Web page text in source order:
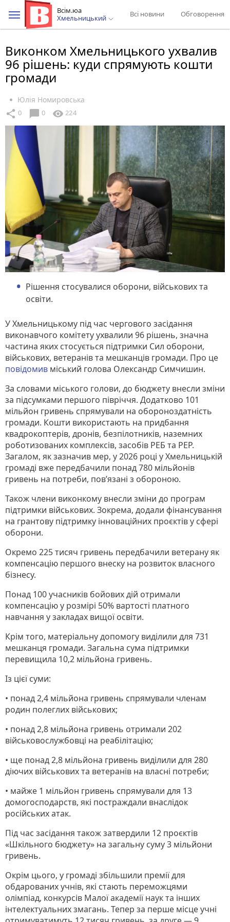
Всім.юа
Хмельницький
Всі новини Обговорення
Виконком Хмельницького ухвалив
96 рішень: куди спрямують кошти
громади
Юлія Номировська
share 0 chat_bubble 0 visibility 224
Рішення стосувалися оборони, військових та
освіти.
У Хмельницькому під час чергового засідання
виконавчого комітету ухвалили 96 рішень, значна
частина яких стосується підтримки Сил оборони,
військових, ветеранів та мешканців громади. Про це
повідомив міський голова Олександр Симчишин.
За словами міського голови, до бюджету внесли зміни
за підсумками першого півріччя. Додатково 101
мільйон гривень спрямували на обороноздатність
громади. Кошти використають на придбання
квадрокоптерів, дронів, безпілотників, наземних
роботизованих комплексів, засобів РЕБ та РЕР.
Загалом, як зазначив мер, у 2026 році у Хмельницькій
громаді вже передбачили понад 780 мільйонів
гривень на потреби, пов’язані з обороною.
Також члени виконкому внесли зміни до програм
підтримки військових. Зокрема, додали фінансування
на грантову підтримку інноваційних проєктів у сфері
оборони.
Окремо 225 тисяч гривень передбачили ветерану як
компенсацію першого внеску на розвиток власного
бізнесу.
Понад 100 учасників бойових дій отримали
компенсацію у розмірі 50% вартості платного
навчання у закладах вищої освіти.
Крім того, матеріальну допомогу виділили для 731
мешканця громади. Загальна сума підтримки
перевищила 10,2 мільйона гривень.
Із цієї суми:
• понад 2,4 мільйона гривень спрямували членам
родин полеглих військових;
• понад 2,8 мільйона гривень отримали 202
військовослужбовці на реабілітацію;
• ще понад 2,8 мільйона гривень виділили для 280
діючих військових та ветеранів на власні потреби;
• майже 1 мільйон гривень спрямували для 13
домогосподарств, які постраждали внаслідок
російських атак.
Під час засідання також затвердили 12 проєктів
«Шкільного бюджету» на загальну суму 3 мільйони
гривень.
Окрім цього, у громаді збільшили премії для
обдарованих учнів, які стають переможцями
олімпіад, конкурсів Малої академії наук та інших
інтелектуальних змагань. Тепер за перше місце учні